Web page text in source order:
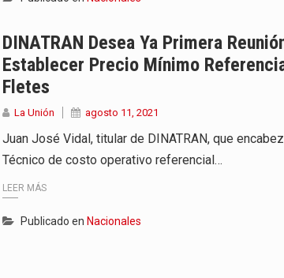
DINATRAN Desea Ya Primera
Establecer Precio Mínimo
Fletes
La Unión agosto 11, 2021
Juan José Vidal, titular de DINATRAN, que
Técnico de costo operativo referencial…
LEER MÁS
Publicado en Nacionales